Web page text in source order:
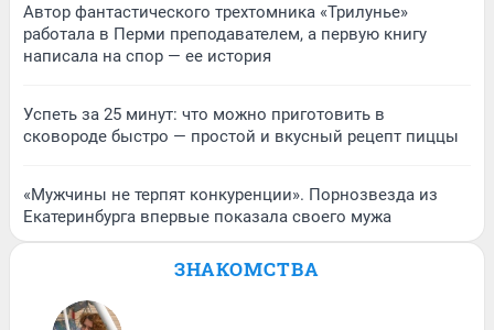
Автор фантастического трехтомника «Трилунье»
работала в Перми преподавателем, а первую книгу
написала на спор — ее история
Успеть за 25 минут: что можно приготовить в
сковороде быстро — простой и вкусный рецепт пиццы
«Мужчины не терпят конкуренции». Порнозвезда из
Екатеринбурга впервые показала своего мужа
ЗНАКОМСТВА